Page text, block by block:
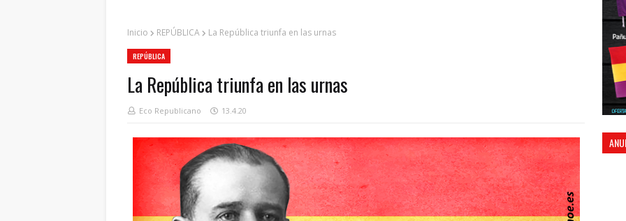
Inicio REPÚBLICA La República triunfa en las urnas
REPÚBLICA
La República triunfa en las urnas
Eco Republicano 13.4.20